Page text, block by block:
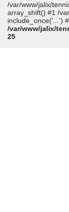
/var/www/jalix/
array_shift() #1 /
include_once('...')
/var/www/jalix/
25